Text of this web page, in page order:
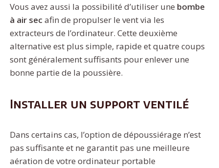
Vous avez aussi la possibilité d’utiliser une bombe
à air sec afin de propulser le vent via les
extracteurs de l’ordinateur. Cette deuxième
alternative est plus simple, rapide et quatre coups
sont généralement suffisants pour enlever une
bonne partie de la poussière.
Installer un support ventilé
Dans certains cas, l’option de dépoussiérage n’est
pas suffisante et ne garantit pas une meilleure
aération de votre ordinateur portable